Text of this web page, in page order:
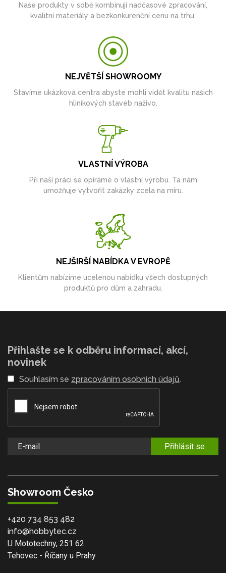
Naše produkty v sobě kombinují nadčasové zpracování,
kvalitní materiály a bezkonkurenční cenu na trhu.
NEJVĚTŠÍ SHOWROOMY
Stavíme ukázková centra abyste mohli vidět kvalitu našich
hliníkových staveb naživo.
VLASTNÍ VÝROBA
Při naší práci se opíráme o vlastní výrobu. Ta nám
umožňuje vytvořit zakázky zcela na míru.
NEJŠIRŠÍ NABÍDKA V EVROPĚ
Klientům nabízíme ucelenou nabídku všech dostupných
produktů pro dům a zahradu.
Přihlašte se k odběru informací, akcí,
novinek
Souhlasím se zpracováním osobních údajů.
Přihlásit se
Showroom Česko
+420 734 853 482
info@hobbytec.cz
U Mototechny, 251 62
Tehovec - Říčany u Prahy